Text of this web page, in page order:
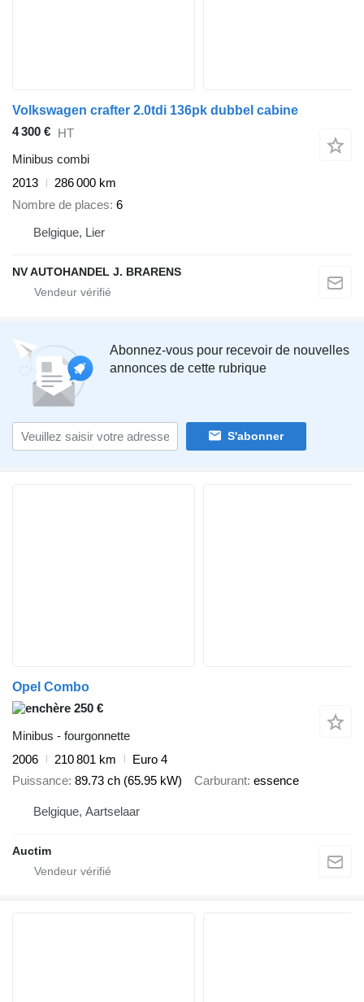
Volkswagen crafter 2.0tdi 136pk dubbel cabine
4 300 € HT
Minibus combi
2013
286 000 km
Nombre de places 6
Belgique, Lier
NV AUTOHANDEL J. BRARENS
Abonnez-vous pour recevoir de nouvelles
annonces de cette rubrique
S'abonner
Opel Combo
250 €
Minibus - fourgonnette
2006
210 801 km
Euro 4
Puissance 89.73 ch (65.95 kW) Carburant essence
Belgique, Aartselaar
Auctim